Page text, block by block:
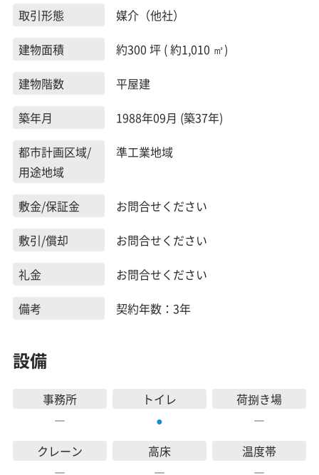
取引形態
媒介（他社）
建物面積
約300 坪 ( 約1,010 ㎡)
建物階数
平屋建
築年月
1988年09月 (築37年)
都市計画区域/
用途地域
準工業地域
敷金/保証金
お問合せください
敷引/償却
お問合せください
礼金
お問合せください
備考
契約年数：3年
設備
事務所
―
トイレ
●
荷捌き場
―
クレーン
高床
温度帯